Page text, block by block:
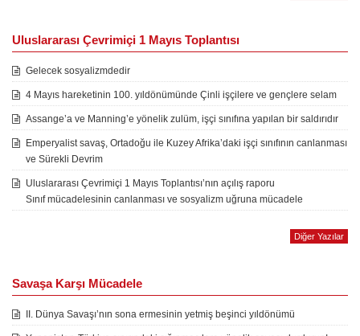
Uluslararası Çevrimiçi 1 Mayıs Toplantısı
Gelecek sosyalizmdedir
4 Mayıs hareketinin 100. yıldönümünde Çinli işçilere ve gençlere selam
Assange’a ve Manning’e yönelik zulüm, işçi sınıfına yapılan bir saldırıdır
Emperyalist savaş, Ortadoğu ile Kuzey Afrika’daki işçi sınıfının canlanması
ve Sürekli Devrim
Uluslararası Çevrimiçi 1 Mayıs Toplantısı’nın açılış raporu
Sınıf mücadelesinin canlanması ve sosyalizm uğruna mücadele
Diğer Yazılar
Savaşa Karşı Mücadele
II. Dünya Savaşı’nın sona ermesinin yetmiş beşinci yıldönümü